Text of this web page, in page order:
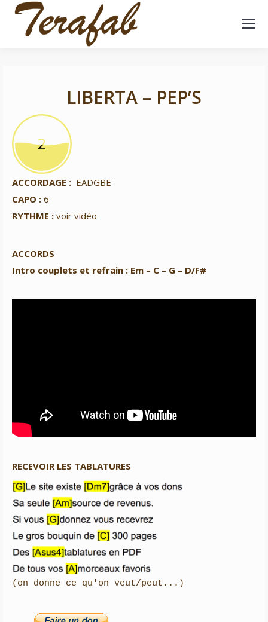
LIBERTA – PEP’S
2
2
ACCORDAGE : EADGBE
CAPO : 6
RYTHME : voir vidéo
ACCORDS
Intro couplets et refrain : Em – C – G – D/F#
RECEVOIR LES TABLATURES
(on donne ce qu'on veut/peut...)